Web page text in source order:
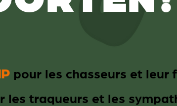
pour les chasseurs et leur
les traqueurs et les